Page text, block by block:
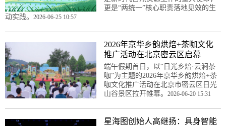
更是“两统一”核心职责落地见效的生
动实践。 2026-06-25 10:57
2026年京华乡韵烘焙+茶咖文化
推广活动在北京密云区启幕
端午假期首日，以“日光乡焙·云涧茶
咖”为主题的2026年京华乡韵烘焙+茶
咖文化推广活动在北京市密云区日光
山谷景区拉开帷幕。 2026-06-20 15:31
星海图创始人高继扬：具身智能